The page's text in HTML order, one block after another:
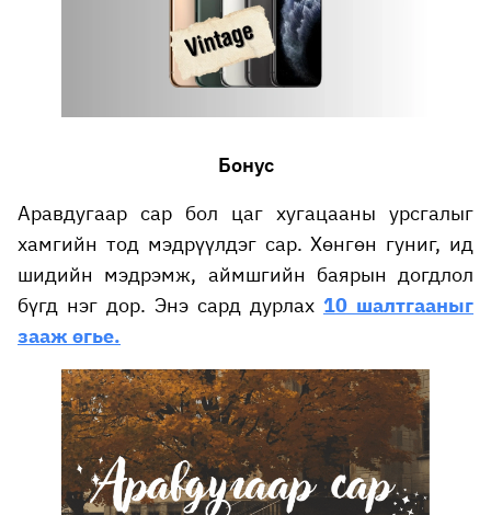
Бонус
Аравдугаар сар бол цаг хугацааны урсгалыг
хамгийн тод мэдрүүлдэг сар. Хөнгөн гуниг, ид
шидийн мэдрэмж, аймшгийн баярын догдлол
бүгд нэг дор. Энэ сард дурлах 10 шалтгааныг
зааж өгье.